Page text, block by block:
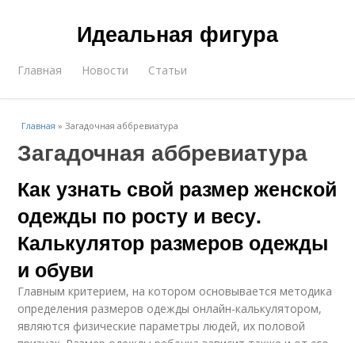
Идеальная фигура
Главная Новости Статьи
Главная »Загадочная аббревиатура
Загадочная аббревиатура
Как узнать свой размер женской
одежды по росту и весу.
Калькулятор размеров одежды
и обуви
Главным критерием, на котором основывается методика
определения размеров одежды онлайн-калькулятором,
являются физические параметры людей, их половой